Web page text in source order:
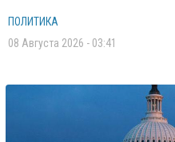
ПОЛИТИКА
08 Августа 2026 - 03:41